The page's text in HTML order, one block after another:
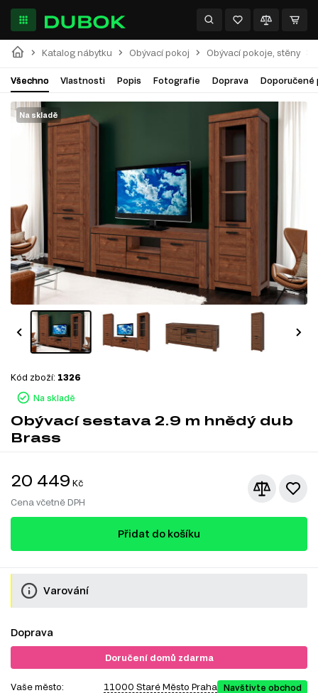
Katalog nábytku Obývací pokoj Obývací pokoje, stěny
Všechno Vlastnosti Popis Fotografie Doprava Doporučené
Na skladě
Na skladě
Kód zboží: 1326
Obývací sestava 2.9 m hnědý dub
Brass
20 449 Kč
Cena včetně DPH
Přidat do košíku
Varování
Doprava
Doručení domů zdarma
Vaše město: 11000 Staré Město Praha Navštivte obchod